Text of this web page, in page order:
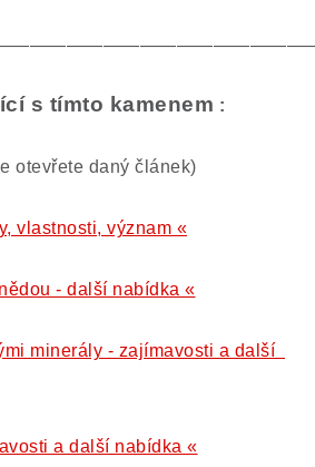
s tímto kamenem :
otevřete daný článek)
vlastnosti, význam «
- další nabídka «
minerály - zajímavosti a další
a další nabídka «